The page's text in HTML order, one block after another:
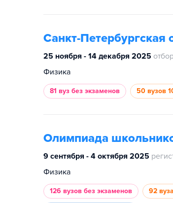
Санкт-
25 ноября - 14 декабря 2025
Физика
81 вуз без экзаменов 50 вузов
Олимпиада
9 сентября - 4 октября 2025
Физика
126 вузов без экзаменов 92 вуза